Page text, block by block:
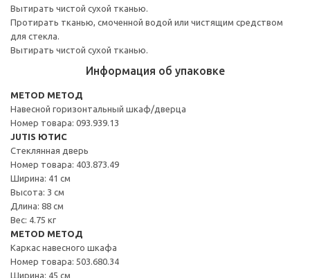
Вытирать чистой сухой тканью.
Протирать тканью, смоченной водой или чистящим средством
для стекла.
Вытирать чистой сухой тканью.
Информация об упаковке
METOD МЕТОД
Навесной горизонтальный шкаф/дверца
Номер товара: 093.939.13
JUTIS ЮТИС
Стеклянная дверь
Номер товара: 403.873.49
Ширина: 41 см
Высота: 3 см
Длина: 88 см
Вес: 4.75 кг
METOD МЕТОД
Каркас навесного шкафа
Номер товара: 503.680.34
Ширина: 45 см